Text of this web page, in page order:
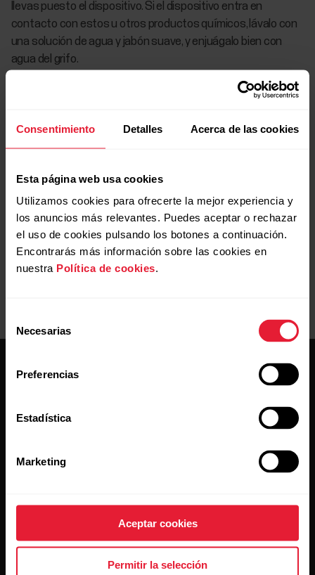
Consentimiento Detalles Acerca de las cookies
Esta página web usa cookies
Utilizamos cookies para ofrecerte la mejor experiencia y
los anuncios más relevantes. Puedes aceptar o rechazar
el uso de cookies pulsando los botones a continuación.
Encontrarás más información sobre las cookies en
nuestra Política de cookies.
Necesarias
Preferencias
Estadística
Marketing
Aceptar cookies
Permitir la selección
llevas puesto el dispositivo. Si el dispositivo entra en
contacto con estos u otros productos químicos, lávalo con
una solución de agua y jabón suave, y enjuágalo bien con
agua del grifo.
yalmacénalos en un lugar fresco y seco alejado de la
evita usar bolsas no transpirablesGuarda el dispositivo
vas a usarlo en mucho tiempo para preservar la vida útil de la
batería.